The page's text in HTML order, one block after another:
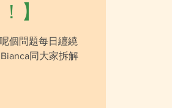
】
個問題每日纏繞
同大家拆解